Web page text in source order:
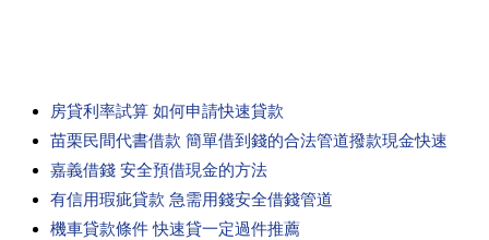
房貸利率試算 如何申請快速貸款
苗栗民間代書借款 簡單借到錢的合法管道撥款現金快速
嘉義借錢 安全預借現金的方法
有信用瑕疵貸款 急需用錢安全借錢管道
機車貸款條件 快速貸一定過件推薦